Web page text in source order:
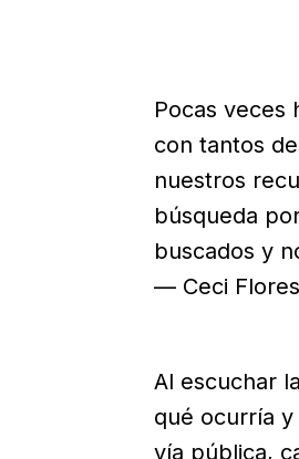
Pocas veces
con tantos
nuestros
búsqueda
buscados y
— Ceci Flores
Al escuchar
qué ocurría
vía pública,